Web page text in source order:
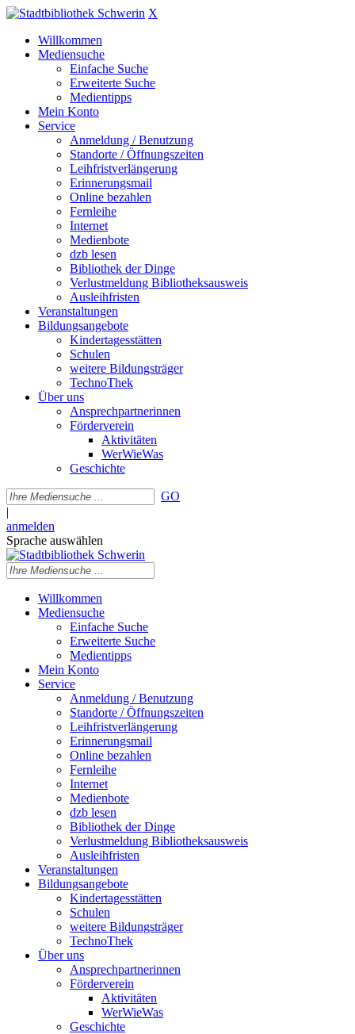
X
Willkommen
Mediensuche
Einfache Suche
Erweiterte Suche
Medientipps
Mein Konto
Service
Anmeldung / Benutzung
Standorte / Öffnungszeiten
Leihfristverlängerung
Erinnerungsmail
Online bezahlen
Fernleihe
Internet
Medienbote
dzb lesen
Bibliothek der Dinge
Verlustmeldung Bibliotheksausweis
Ausleihfristen
Veranstaltungen
Bildungsangebote
Kindertagesstätten
Schulen
weitere Bildungsträger
TechnoThek
Über uns
Ansprechpartnerinnen
Förderverein
Aktivitäten
WerWieWas
Geschichte
GO
|
anmelden
Sprache auswählen
Willkommen
Mediensuche
Einfache Suche
Erweiterte Suche
Medientipps
Mein Konto
Service
Anmeldung / Benutzung
Standorte / Öffnungszeiten
Leihfristverlängerung
Erinnerungsmail
Online bezahlen
Fernleihe
Internet
Medienbote
dzb lesen
Bibliothek der Dinge
Verlustmeldung Bibliotheksausweis
Ausleihfristen
Veranstaltungen
Bildungsangebote
Kindertagesstätten
Schulen
weitere Bildungsträger
TechnoThek
Über uns
Ansprechpartnerinnen
Förderverein
Aktivitäten
WerWieWas
Geschichte